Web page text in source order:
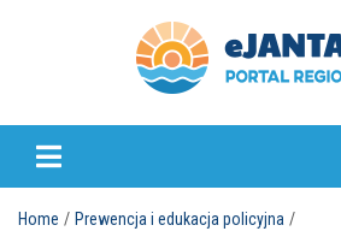
ejantar.pl
Home
Prewencja i edukacja policyjna